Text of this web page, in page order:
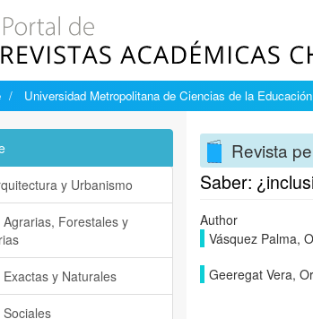
Universidad Metropolitana de Ciencias de la Educación
Revista
Saber:
Author
Vásquez Palma,
Geeregat Vera,
y Urbanismo
Agrarias, Forestales y
y Naturales